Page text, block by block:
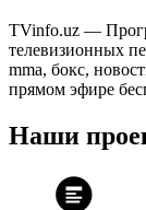
TVinfo.uz —
телевизионных
mma, бокс,
прямом эфире
Наши